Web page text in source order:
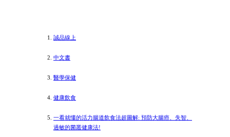
誠品線上
中文書
醫學保健
健康飲食
一看就懂的活力腸道飲食法超圖解: 預防大腸癌、失智、
過敏的菌叢健康法!